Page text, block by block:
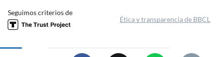
Seguimos criterios de
Ética y transparencia de BBCL